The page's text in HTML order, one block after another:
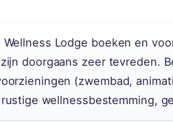
Wellness Lodge boeken en
doorgaans zeer tevreden.
(zwembad,
wellnessbestemming,